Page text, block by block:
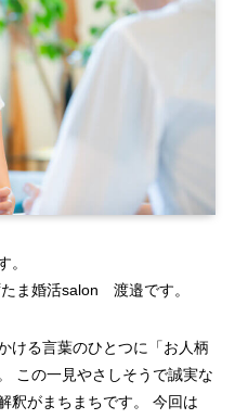
。
ま婚活salon 渡邉です。
ける言葉のひとつに「お人柄
この一見やさしそうで誠実な
釈がまちまちです。 今回は